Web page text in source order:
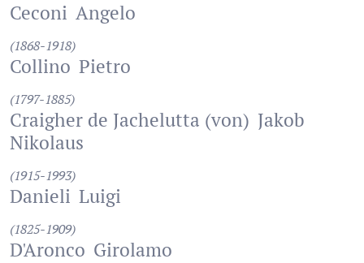
Ceconi Angelo
(1868-1918)
Collino Pietro
(1797-1885)
Craigher de Jachelutta (von) Jakob
Nikolaus
(1915-1993)
Danieli Luigi
(1825-1909)
D'Aronco Girolamo